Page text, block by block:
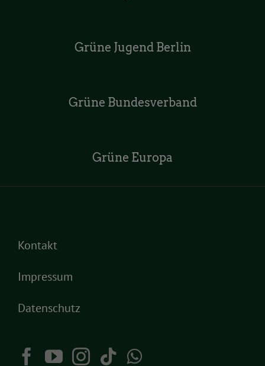
Grüne Jugend Berlin
Grüne Bundesverband
Grüne Europa
Kontakt
Impressum
Datenschutz